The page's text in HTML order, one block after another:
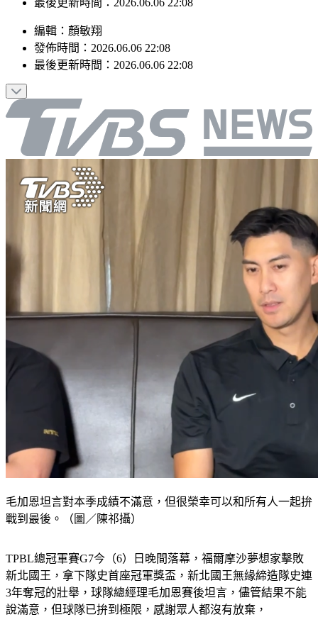
最後更新時間：2026.06.06 22:08
編輯 ： 顏敏翔
發佈時間： 2026.06.06 22:08
最後更新時間： 2026.06.06 22:08
毛加恩坦言對本季成績不滿意，但很榮幸可以和所有人一起拚
戰到最後。（圖／陳祁攝）
TPBL總冠軍賽G7今（6）日晚間落幕，福爾摩沙夢想家擊敗
新北國王，拿下隊史首座冠軍獎盃，新北國王無緣締造隊史連
3年奪冠的壯舉，球隊總經理毛加恩賽後坦言，儘管結果不能
說滿意，但球隊已拚到極限，感謝眾人都沒有放棄，